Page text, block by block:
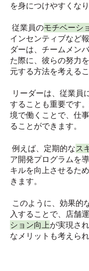
を身につけやすくなり
従業員のモチベーシ
インセンティブなど
ダーは、チームメン
た際に、彼らの努力
元する方法を考える
リーダーは、従業員
することも重要です
境で働くことで、仕
ることができます。
例えば、定期的なス
ア開発プログラムを
キルを向上させるた
きます。
このように、効果的
入することで、店舗
ション向上が実現さ
なメリットも考えられ